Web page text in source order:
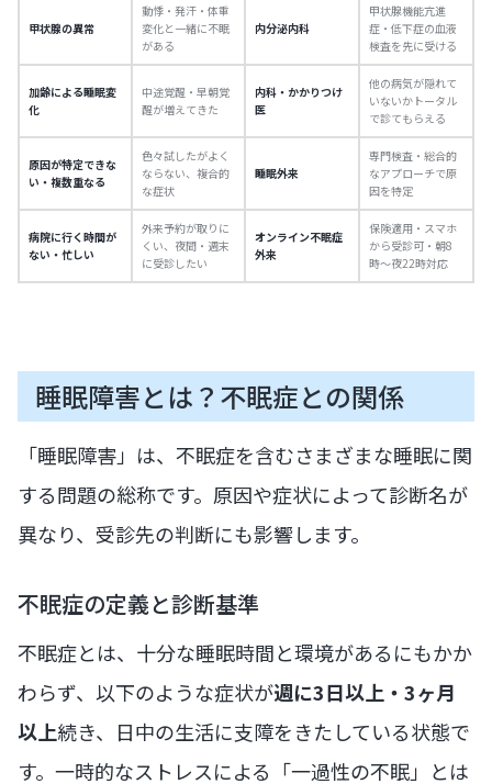
甲状腺の異常
動悸・発汗・体重
変化と一緒に不眠
がある
内分泌内科
甲状腺機能亢進
症・低下症の血液
検査を先に受ける
加齢による睡眠変
化
中途覚醒・早朝覚
醒が増えてきた
内科・かかりつけ
医
他の病気が隠れて
いないかトータル
で診てもらえる
原因が特定できな
い・複数重なる
色々試したがよく
ならない、複合的
な症状
睡眠外来
専門検査・総合的
なアプローチで原
因を特定
病院に行く時間が
ない・忙しい
外来予約が取りに
くい、夜間・週末
に受診したい
オンライン不眠症
外来
保険適用・スマホ
から受診可・朝8
時〜夜22時対応
睡眠障害とは？不眠症との関係
「睡眠障害」は、不眠症を含むさまざまな睡眠に関
する問題の総称です。原因や症状によって診断名が
異なり、受診先の判断にも影響します。
不眠症の定義と診断基準
不眠症とは、十分な睡眠時間と環境があるにもかか
わらず、以下のような症状が週に3日以上・3ヶ月
以上続き、日中の生活に支障をきたしている状態で
す。一時的なストレスによる「一過性の不眠」とは